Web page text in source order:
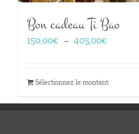
Bon cadeau Ti Bao
150,00€ – 405,00€
à
Sélectionnez le montant